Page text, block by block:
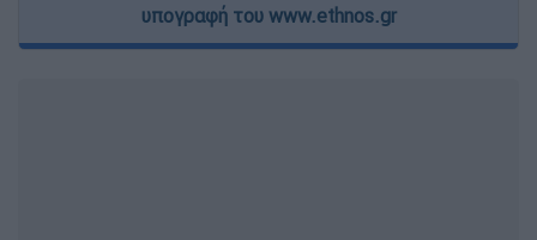
υπογραφή του www.ethnos.gr